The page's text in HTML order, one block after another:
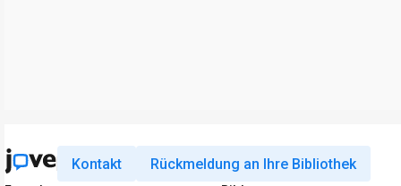
Kontakt Rückmeldung an Ihre Bibliothek